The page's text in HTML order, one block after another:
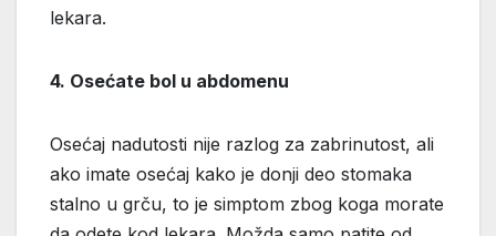
lekara.
4. Osećate bol u abdomenu
Osećaj nadutosti nije razlog za zabrinutost, ali
ako imate osećaj kako je donji deo stomaka
stalno u grču, to je simptom zbog koga morate